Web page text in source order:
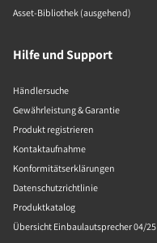
Asset-Bibliothek (ausgehend)
Hilfe und Support
Händlersuche
Gewährleistung & Garantie
Produkt registrieren
Kontaktaufnahme
Konformitätserklärungen
Datenschutzrichtlinie
Produktkatalog
Übersicht Einbaulautsprecher 04/25